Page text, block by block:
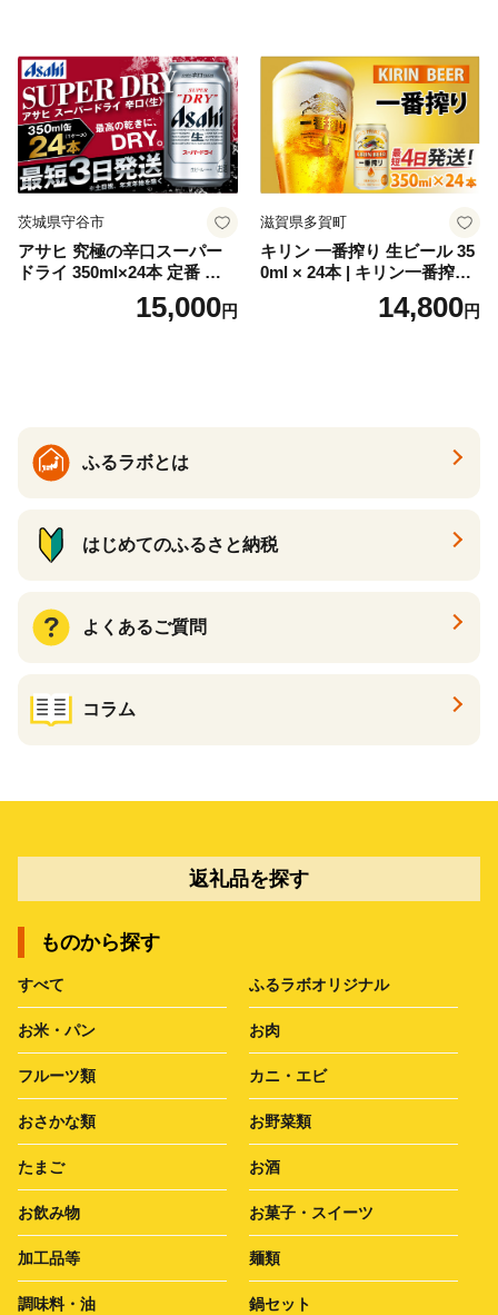
セット 詰め合わせ カクテル
ソーダ割り アルコール ロッ
ク ソーダ ジントニック 】
茨城県守谷市
アサヒ 究極の辛口スーパー
ドライ 350ml×24本 定番 ビー
ル 缶ビール 酒 お酒 アルコー
15,000円
滋賀県多賀町
キリン 一番搾り 生ビール 35
0ml × 24本 | キリン一番搾り
キリンビール 一番搾り ビー
ル 24缶 きりんいちばんしぼ
14,800円
ふるラボとは
はじめてのふるさと納税
よくあるご質問
コラム
返礼品を探す
ものから探す
すべて ふるラボオリジナル
お米・パン お肉
フルーツ類 カニ・エビ
おさかな類 お野菜類
たまご お酒
お飲み物 お菓子・スイーツ
加工品等 麺類
調味料・油 鍋セット